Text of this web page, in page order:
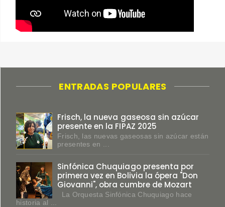
ENTRADAS POPULARES
Frisch, la nueva gaseosa sin azúcar
presente en la FIPAZ 2025
Frisch, las nuevas gaseosas sin azúcar están
presentes en ...
Sinfónica Chuquiago presenta por
primera vez en Bolivia la ópera "Don
Giovanni", obra cumbre de Mozart
La Orquesta Sinfónica Chuquiago hace
historia al ...